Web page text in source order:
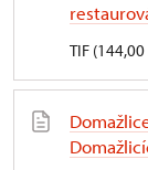
TIF (144,00